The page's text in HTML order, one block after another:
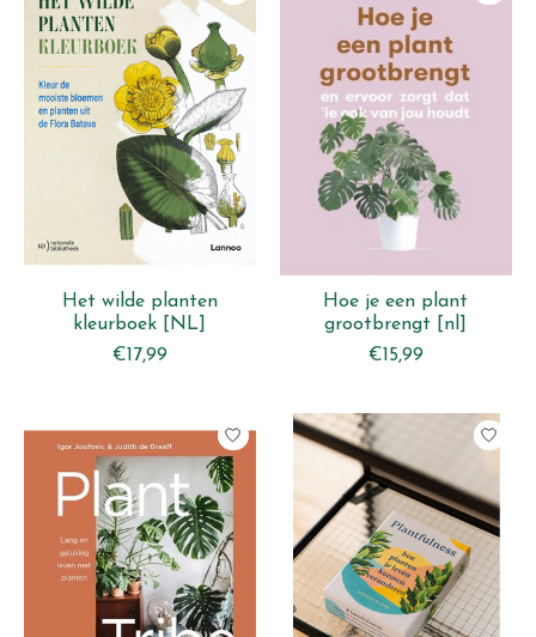
Het wilde planten
kleurboek [NL]
€17,99
Hoe je een plant
grootbrengt [nl]
€15,99